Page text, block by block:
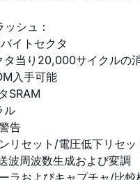
シュ：
イトセクタ
タ当り20,000サイクルの
入手可能
SRAM
ル
告
リセット/電圧低下リセッ
波周波数生成および変調